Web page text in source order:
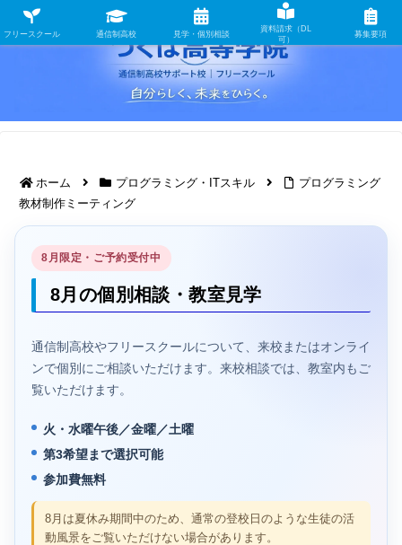
ホーム プログラミング・ITスキル
プログラミング
教材制作ミーティング
8月限定・ご予約受付中
8月の個別相談・教室見学
通信制高校やフリースクールについて、来校またはオンライ
ンで個別にご相談いただけます。来校相談では、教室内もご
覧いただけます。
火・水曜午後／金曜／土曜
第3希望まで選択可能
参加費無料
8月は夏休み期間中のため、通常の登校日のような生徒の活
動風景をご覧いただけない場合があります。
フリースクール 通信制高校 見学・個別相談
資料請求（DL
可）
募集要項